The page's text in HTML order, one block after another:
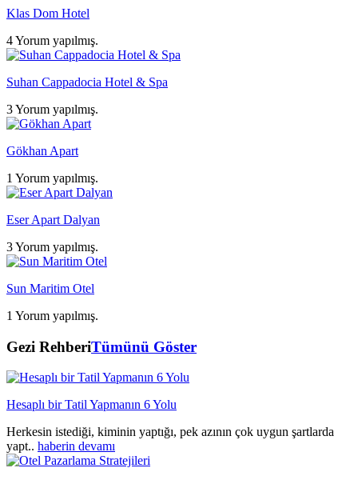
Klas Dom Hotel
4 Yorum yapılmış.
Suhan Cappadocia Hotel & Spa
3 Yorum yapılmış.
Gökhan Apart
1 Yorum yapılmış.
Eser Apart Dalyan
3 Yorum yapılmış.
Sun Maritim Otel
1 Yorum yapılmış.
Gezi RehberiTümünü Göster
Hesaplı bir Tatil Yapmanın 6 Yolu
Herkesin istediği, kiminin yaptığı, pek azının çok uygun şartlarda
yapt.. haberin devamı